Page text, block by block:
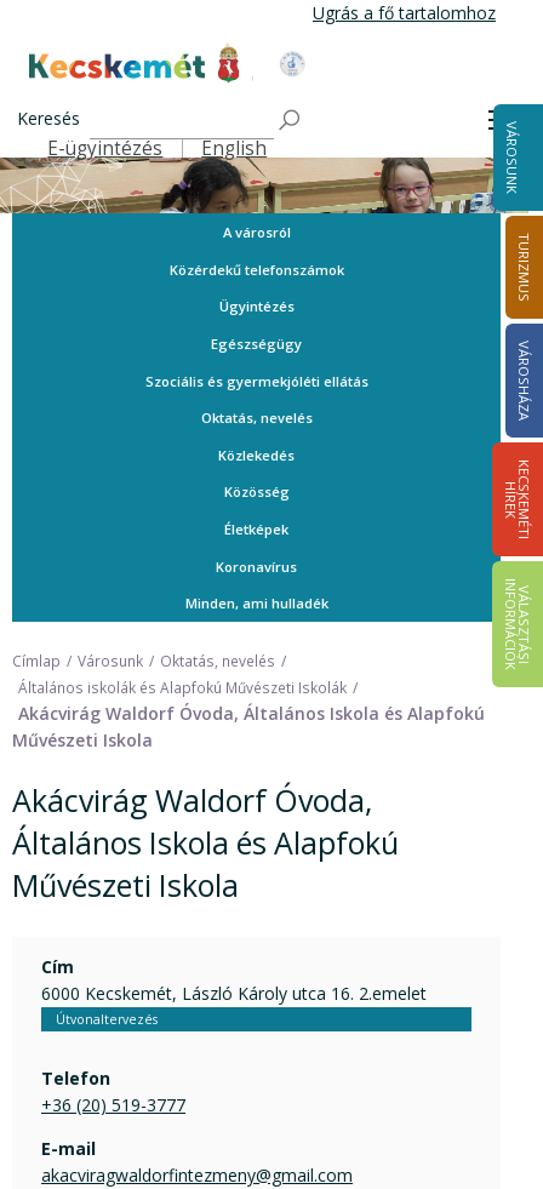
tartalomra
Ugrás a fő tartalomhoz
Kecskemét Város Honlapja
Keresés
Felső navigáció
E-ügyintézés English VÁROSUNK
TURIZMUS
VÁROSHÁZA
K
E
C
S
K
E
M
É
T
I
HÍ
R
E
K
V
Á
L
A
S
Z
T
Á
S
I
IN
F
O
R
M
Á
C
I
Ó
K
A városról
Közérdekű telefonszámok
Ügyintézés
Egészségügy
Szociális és gyermekjóléti ellátás
Oktatás, nevelés
Közlekedés
Közösség
Életképek
Koronavírus
Minden, ami hulladék
Címlap Városunk
Oktatás, nevelés
Általános iskolák és Alapfokú Művészeti Iskolák
Akácvirág Waldorf Óvoda, Általános Iskola és Alapfokú
Művészeti Iskola
Akácvirág Waldorf Óvoda,
Általános Iskola és Alapfokú
Művészeti Iskola
Cím
6000 Kecskemét, László Károly utca 16. 2.emelet
Útvonaltervezés
Telefon
+36 (20) 519-3777
E-mail
akacviragwaldorfintezmeny@gmail.com